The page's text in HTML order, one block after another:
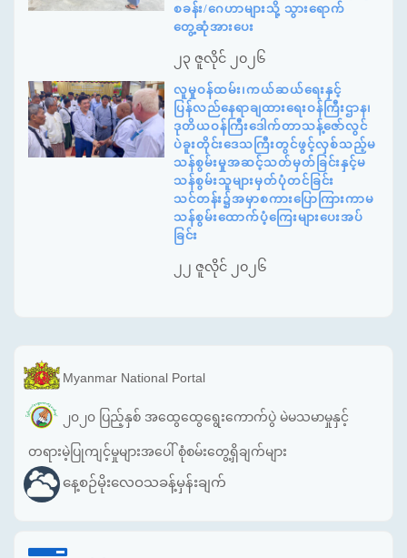
စခန်း/ဂေဟာများသို့ သွားရောက်
တွေ့ဆုံအားပေး
၂၃ ဇူလိုင် ၂၀၂၆
လူမှုဝန်ထမ်း၊ကယ်ဆယ်ရေးနှင့်
ပြန်လည်နေရာချထားရေးဝန်ကြီးဌာန၊
ဒုတိယဝန်ကြီးဒေါက်တာသန့်ဇော်လွင်
ပဲခူးတိုင်းဒေသကြီးတွင်ဖွင့်လှစ်သည့်မ
သန်စွမ်းမှုအဆင့်သတ်မှတ်ခြင်းနှင့်မ
သန်စွမ်းသူများမှတ်ပုံတင်ခြင်း
သင်တန်း၌အမှာစကားပြောကြားကာမ
သန်စွမ်းထောက်ပံ့ကြေးများပေးအပ်
ခြင်း
၂၂ ဇူလိုင် ၂၀၂၆
Myanmar National Portal
၂၀၂၀ ပြည့်နှစ် အထွေထွေရွေးကောက်ပွဲ မဲမသမာမှုနှင့်
တရားမဲ့ပြုကျင့်မှုများအပေါ် စုံစမ်းတွေ့ရှိချက်များ
နေ့စဉ်မိုးလေဝသခန့်မှန်းချက်